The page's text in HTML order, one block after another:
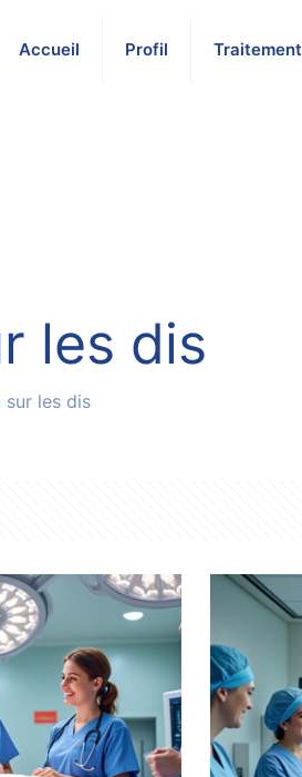
Accueil Profil Traitement
les dis
sur les dis